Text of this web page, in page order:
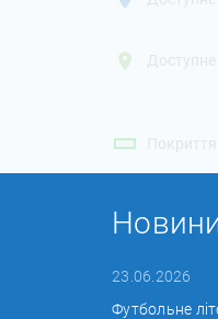
23.06.2026
Футбольне